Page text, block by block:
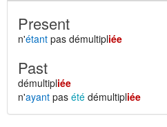
Present
n'étant pas démultipliée
Past
démultipliée
n'ayant pas été démultipliée